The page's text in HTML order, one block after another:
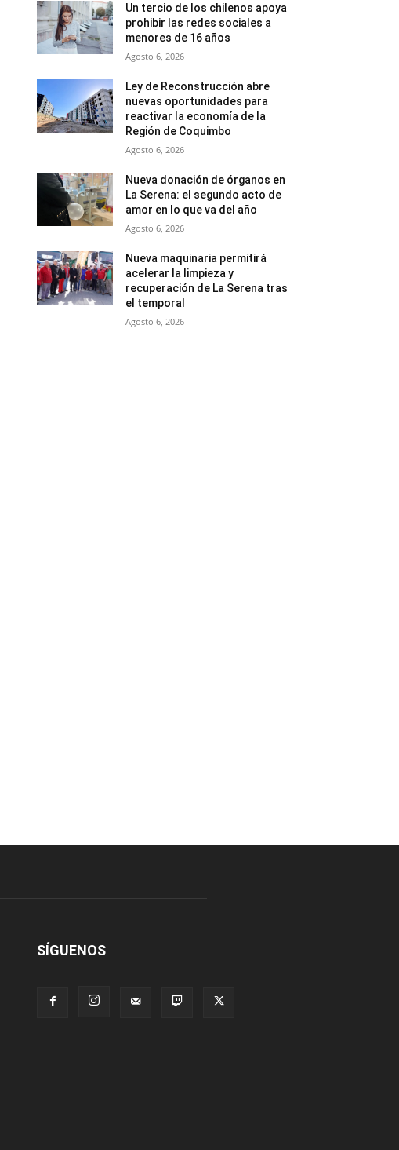
Un tercio de los chilenos apoya
prohibir las redes sociales a
menores de 16 años
Agosto 6, 2026
Ley de Reconstrucción abre
nuevas oportunidades para
reactivar la economía de la
Región de Coquimbo
Agosto 6, 2026
Nueva donación de órganos en
La Serena: el segundo acto de
amor en lo que va del año
Agosto 6, 2026
Nueva maquinaria permitirá
acelerar la limpieza y
recuperación de La Serena tras
el temporal
Agosto 6, 2026
SÍGUENOS